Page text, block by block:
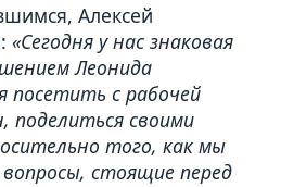
Алексей
«Сегодня у нас знаковая
Леонида
посетить с рабочей
поделиться своими
того, как мы
стоящие перед